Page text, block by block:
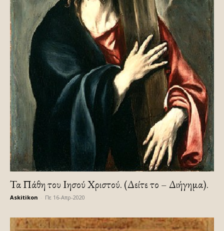
Τα Πάθη του Ιησού Χριστού. (Δείτε το – Διήγημα).
Askitikon Πε 16-Απρ-2020